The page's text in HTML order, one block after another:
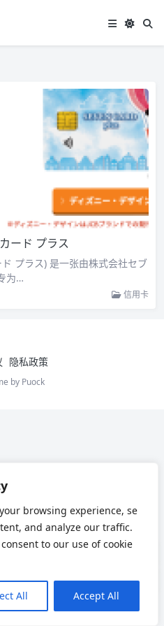
browsing experience, se
and analyze our traffic.
to our use of cookie
All Accept All
ード プラス
プラス) 是一张由株式会社セブ
为…
信用卡
隐私政策
by Puock